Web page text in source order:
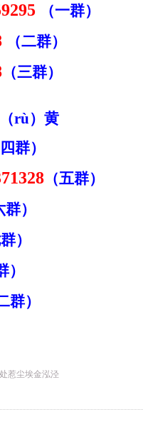
（一群）
（二群）
（三群）
rù）黄
四群）
（五群）
群）
）
）
群）
惹尘埃金泓泾